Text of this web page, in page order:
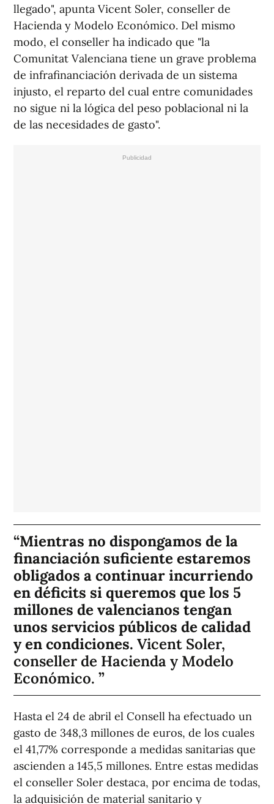
llegado", apunta Vicent Soler, conseller de
Hacienda y Modelo Económico. Del mismo
modo, el conseller ha indicado que "la
Comunitat Valenciana tiene un grave problema
de infrafinanciación derivada de un sistema
injusto, el reparto del cual entre comunidades
no sigue ni la lógica del peso poblacional ni la
de las necesidades de gasto".
Mientras no dispongamos de la
financiación suficiente estaremos
obligados a continuar incurriendo
en déficits si queremos que los 5
millones de valencianos tengan
unos servicios públicos de calidad
y en condiciones. Vicent Soler,
conseller de Hacienda y Modelo
Económico.
Hasta el 24 de abril el Consell ha efectuado un
gasto de 348,3 millones de euros, de los cuales
el 41,77% corresponde a medidas sanitarias que
ascienden a 145,5 millones. Entre estas medidas
el conseller Soler destaca, por encima de todas,
la adquisición de material sanitario y